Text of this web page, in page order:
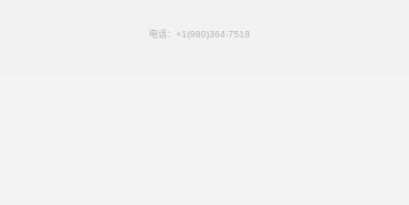
电话： +1(980)364-7518